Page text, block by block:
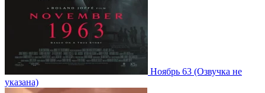
Ноябрь 63 (Озвучка не
указана)